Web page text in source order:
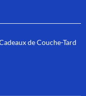
de Couche-Tard